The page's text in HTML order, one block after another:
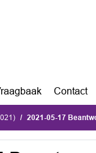
Contact
2021-05-17